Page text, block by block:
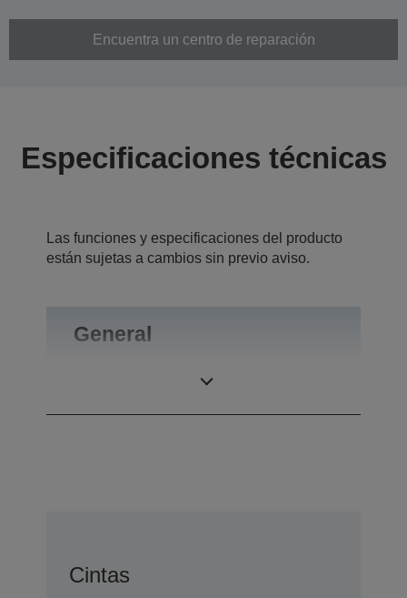
Encuentra un centro de reparación
Especificaciones técnicas
Las funciones y especificaciones del producto
están sujetas a cambios sin previo aviso.
General
Cintas